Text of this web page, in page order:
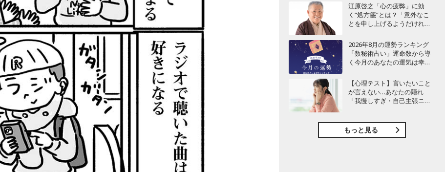
江原啓之「心の疲弊」に効
く“処方箋”とは？「意外なこ
とを申し上げるようだけれ
2026年8月の運勢ランキング
「数秘術占い」運命数から導
く今月のあなたの運気は幸運
【心理テスト】言いたいこと
が言えない…あなたの隠れ
「我慢しすぎ・自己主張ニガ
もっと見る